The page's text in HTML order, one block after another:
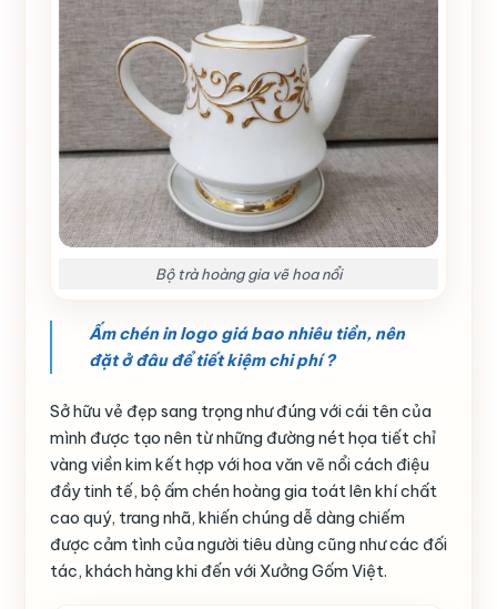
Bộ trà hoàng gia vẽ hoa nổi
Ấm chén in logo giá bao nhiêu tiền, nên
đặt ở đâu để tiết kiệm chi phí ?
Sở hữu vẻ đẹp sang trọng như đúng với cái tên của
mình được tạo nên từ những đường nét họa tiết chỉ
vàng viền kim kết hợp với hoa văn vẽ nổi cách điệu
đầy tinh tế, bộ ấm chén hoàng gia toát lên khí chất
cao quý, trang nhã, khiến chúng dễ dàng chiếm
được cảm tình của người tiêu dùng cũng như các đối
tác, khách hàng khi đến với Xưởng Gốm Việt.